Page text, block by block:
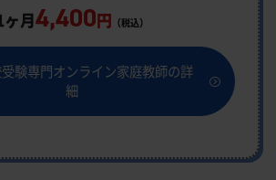
ヶ月4,400円 （税込）
験専門オンライン家庭教師の詳
細